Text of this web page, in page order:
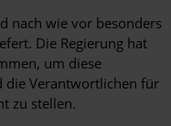
nach wie vor besonders
Die Regierung hat
um diese
die Verantwortlichen für
zu stellen.